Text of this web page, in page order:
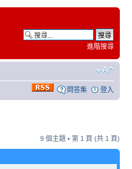
進階搜尋
問答集 登入
9 個主題 • 第 1 頁 (共 1 頁)